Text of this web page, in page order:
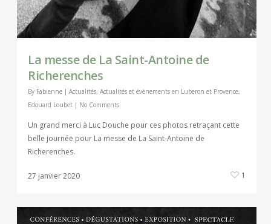
La messe de La Saint-Antoine de
Richerenches
By Fabienne | Actualités, Actualités et évènements en Luberon et Provence,
Edouard Loubet | No Comments
Un grand merci à Luc Douche pour ces photos retraçant cette
belle journée pour La messe de La Saint-Antoine de
Richerenches.
27 janvier 2020 1